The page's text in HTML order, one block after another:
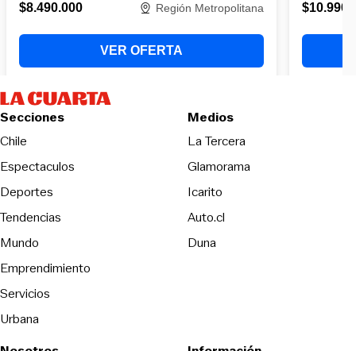
Secciones
Chile
Espectaculos
Deportes
Tendencias
Mundo
Emprendimiento
Servicios
Urbana
Medios
La TerceraOpens in new
Glamorama
Icarito
Auto.cl
DunaOpens in new window